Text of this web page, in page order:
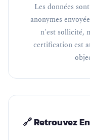
Les données
anonymes
n'est sollicité,
certification est
🔗 Retrouvez